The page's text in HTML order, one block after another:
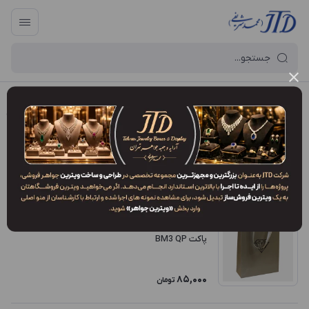
آرایه و جعبه جواهر تهران / فروشگاه محصولات / انواع مدل محصولات /
QP
فیلتر محصولات ترتیب نمایش: جدیدترین
پاکت BM3 QP
85,000 تومان